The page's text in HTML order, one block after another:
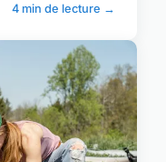
4 min de lecture →